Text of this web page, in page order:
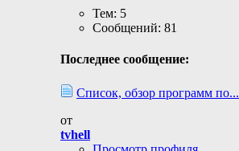
Тем: 5
Сообщений: 81
Последнее сообщение:
Список, обзор программ по...
от
tvhell